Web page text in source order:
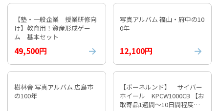
【塾・一般企業 授業研修向
け】教育用！資産形成ゲー
ム 基本セット
49,500円
写真アルバム 福山・府中の10
0年
12,100円
樹林舎 写真アルバム 広島市
の100年
【ボーネルンド】 サイバー
ホイール KPCW1000CB 【お
取寄品1週間～10日間程度か